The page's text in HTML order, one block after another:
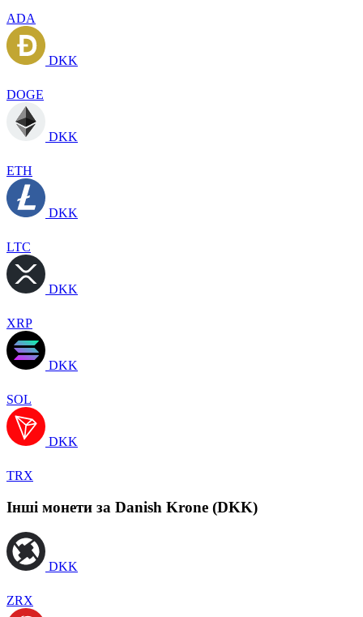
ADA
DKK
DOGE
DKK
ETH
DKK
LTC
DKK
XRP
DKK
SOL
DKK
TRX
Інші монети за Danish Krone (DKK)
DKK
ZRX